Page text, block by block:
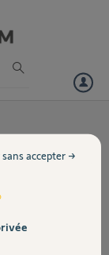
accepter →